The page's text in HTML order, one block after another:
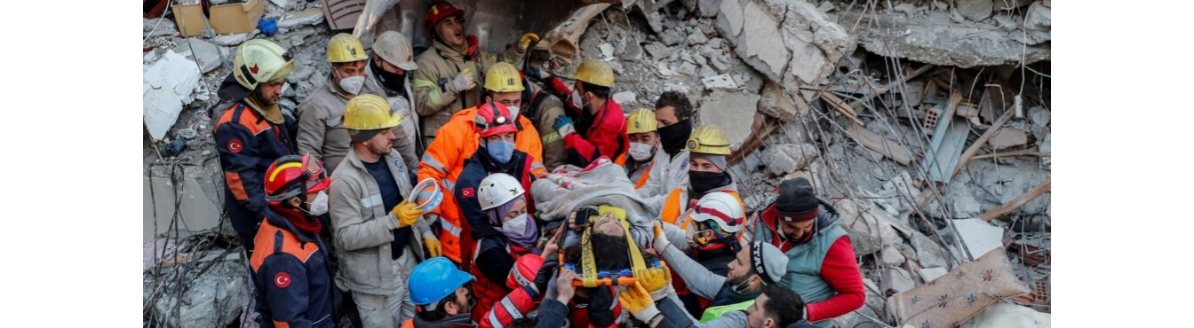
УКРАЇНСЬКА ПРОБЛЕМА КРИМУ